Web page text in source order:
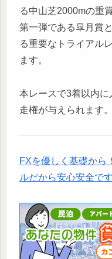
る中山芝2000mの重
第一弾である皐月賞
る重要なトライアル
ます。
本レースで3着以内
走権が与えられます。
FXを優しく基礎から
ルだから安心安全で